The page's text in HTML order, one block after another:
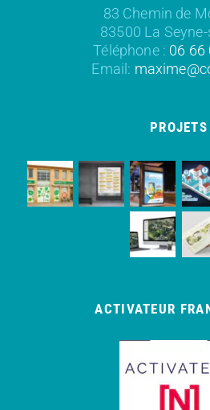
83 Chemin de
83500 La
Téléphone : 06 66
Email:
PROJETS
ACTIVATEUR